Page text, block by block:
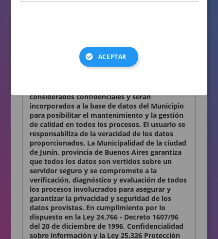
Términos y condiciones
Declaro conocer y aceptar lo establecido en la
considerados confidenciales y serán
incorporados a la base de datos del Municipio
para posibilitar el mantenimiento y la gestión
de calidad en todos los procesos. El usuario se
responsabiliza de la veracidad de los datos
proporcionados. La Municipalidad de la ciudad
de Junín, provincia de Buenos Aires garantiza
que todos los datos son vertidos sobre un
servidor seguro y se compromete a la
verificación, diagnóstico y evaluación de todos
los procesos involucrados para asegurar y
garantizar la privacidad y seguridad de los
datos provistos. En cumplimiento por lo
dispuesto en la Ley 24.766 - Decreto 1607/96
del 20 de diciembre de 1996, Confidencialidad
sobre información y la Ley 25.326 Protección
ACEPTAR